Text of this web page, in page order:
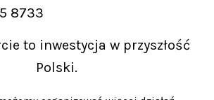
8733
to inwestycja w przyszłość
Polski.